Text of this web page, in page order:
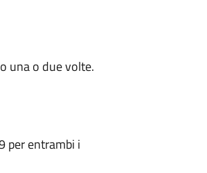
una o due volte.
per entrambi i